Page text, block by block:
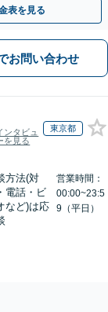
表を見る
お問い合わせ
ンタビュ
を見る
東京都
方法(対
電話・ビ
など)は応
営業時間：
00:00~23:5
9（平日）